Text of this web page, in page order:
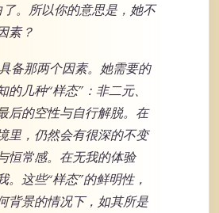
。所以你的意思是，她不
素？
具备那两个因素。她需要的
几种“样态”：非二元、
后的空性与自行解脱。在
里，仍然会有很深的不变
恒常感。在无我的体验
。这些“样态”的鲜明性，
背景的情况下，如其所是